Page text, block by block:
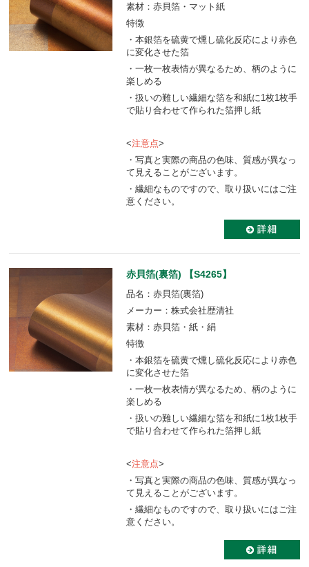
素材：赤貝箔・マット紙
特徴
・本銀箔を硫黄で燻し硫化反応により赤色
に変化させた箔
・一枚一枚表情が異なるため、柄のように
楽しめる
・扱いの難しい繊細な箔を和紙に1枚1枚手
で貼り合わせて作られた箔押し紙
<注意点>
・写真と実際の商品の色味、質感が異なっ
て見えることがございます。
・繊細なものですので、取り扱いにはご注
意ください。
赤貝箔(裏箔) 【S4265】
品名：赤貝箔(裏箔)
メーカー：株式会社歴清社
素材：赤貝箔・紙・絹
特徴
・本銀箔を硫黄で燻し硫化反応により赤色
に変化させた箔
・一枚一枚表情が異なるため、柄のように
楽しめる
・扱いの難しい繊細な箔を和紙に1枚1枚手
で貼り合わせて作られた箔押し紙
<注意点>
・写真と実際の商品の色味、質感が異なっ
て見えることがございます。
・繊細なものですので、取り扱いにはご注
意ください。